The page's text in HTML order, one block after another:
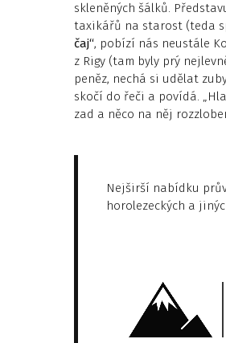
skleněných šálků.
taxikářů na starost (teda
čaj“, pobízí nás neustále
z Rigy (tam byly prý
peněz, nechá si udělat
skočí do řeči a povídá.
zad a něco na něj
Nejširší nabídku
horolezeckých a